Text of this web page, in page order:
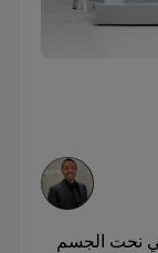
نحت الجسم